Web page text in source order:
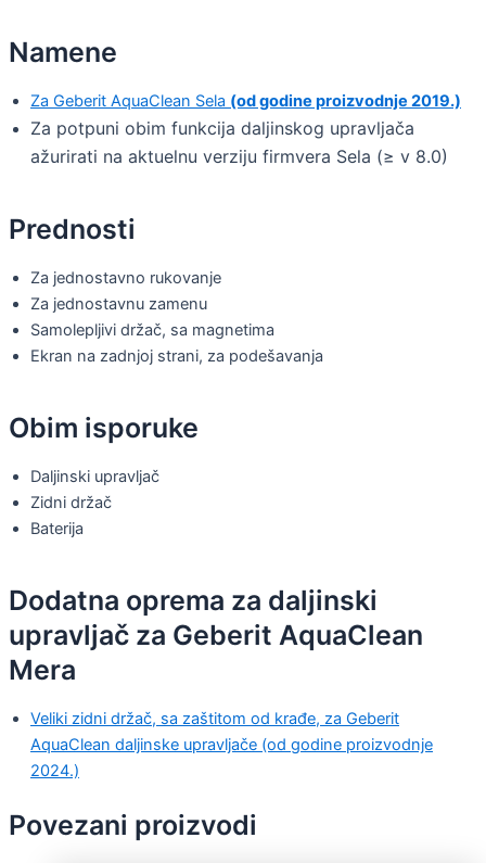
Namene
Za Geberit AquaClean Sela (od godine proizvodnje 2019.)
Za potpuni obim funkcija daljinskog upravljača
ažurirati na aktuelnu verziju firmvera Sela (≥ v 8.0)
Prednosti
Za jednostavno rukovanje
Za jednostavnu zamenu
Samolepljivi držač, sa magnetima
Ekran na zadnjoj strani, za podešavanja
Obim isporuke
Daljinski upravljač
Zidni držač
Baterija
Dodatna oprema za daljinski
upravljač za Geberit AquaClean
Mera
Veliki zidni držač, sa zaštitom od krađe, za Geberit
AquaClean daljinske upravljače (od godine proizvodnje
2024.)
Povezani proizvodi